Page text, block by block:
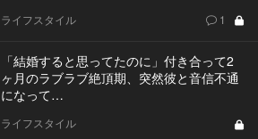
ライフスタイル 1
「結婚すると思ってたのに」付き合って2
ヶ月のラブラブ絶頂期、突然彼と音信不通
になって…
ライフスタイル